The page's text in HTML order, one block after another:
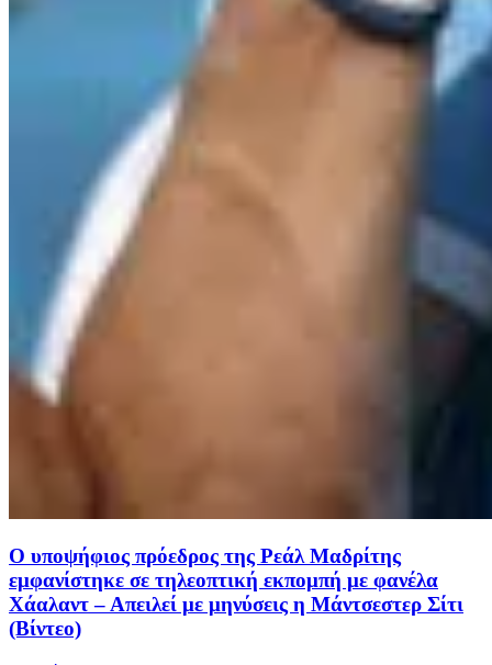
Ο υποψήφιος πρόεδρος της Ρεάλ Μαδρίτης
εμφανίστηκε σε τηλεοπτική εκπομπή με φανέλα
Χάαλαντ – Απειλεί με μηνύσεις η Μάντσεστερ Σίτι
(Βίντεο)